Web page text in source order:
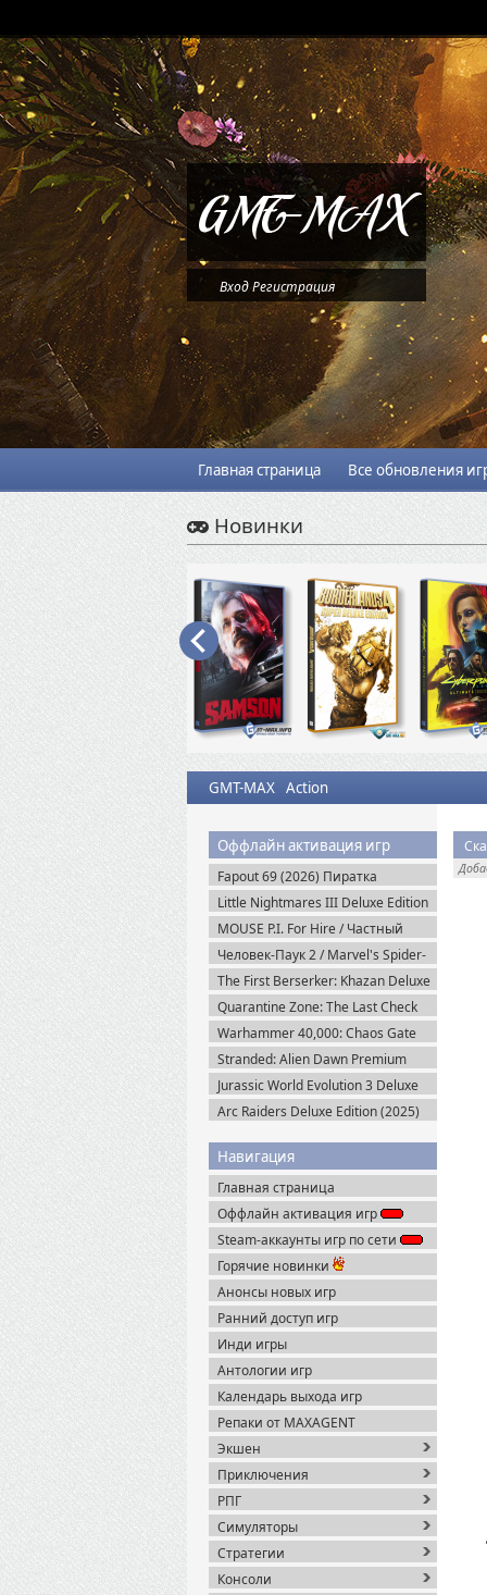
ВходРегистрация
Главная страница Все обновления
Новинки
GMT-MAX Action
Оффлайн активация игр
Fapout 69 (2026) Пиратка
Little Nightmares III Deluxe Edition
+ Все DLC (2025) Пиратка
MOUSE P.I. For Hire / Частный
детектив МАУС v.1.2.2 (2026)
Пиратка
Человек-Паук 2 / Marvel's Spider-
Man 2 на ПК / PC v.2.727.0.0 (2025)
Пиратка
The First Berserker: Khazan Deluxe
Edition (2025) Пиратка
Quarantine Zone: The Last Check
v.1.1.13.2018 + Все DLC (2026)
Пиратка
Warhammer 40,000: Chaos Gate
Daemonhunters (2022) Steam-Rip
Stranded: Alien Dawn Premium
Edition + Все DLC (2023) Пиратка
Jurassic World Evolution 3 Deluxe
Edition (2025) Steam-Rip
Arc Raiders Deluxe Edition (2025)
Навигация
Главная страница
Оффлайн активация игр
Steam-аккаунты игр по сети
Горячие новинки
Анонсы новых игр
Ранний доступ игр
Инди игры
Антологии игр
Календарь выхода игр
Репаки от MAXAGENT
Экшен
Приключения
РПГ
Симуляторы
Стратегии
Консоли